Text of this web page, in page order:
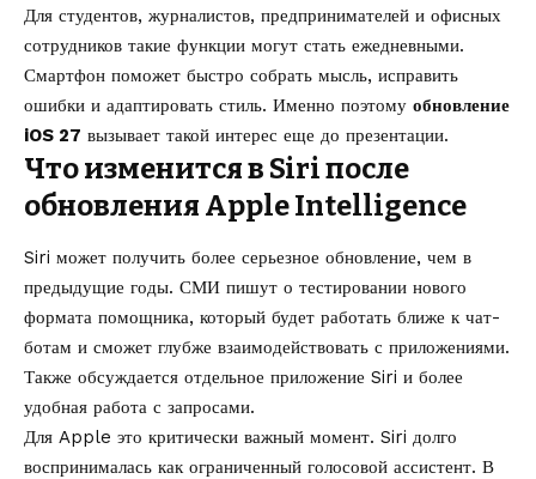
Для студентов, журналистов, предпринимателей и офисных
сотрудников такие функции могут стать ежедневными.
Смартфон поможет быстро собрать мысль, исправить
ошибки и адаптировать стиль. Именно поэтому обновление
iOS 27 вызывает такой интерес еще до презентации.
Что изменится в Siri после
обновления Apple Intelligence
Siri может получить более серьезное обновление, чем в
предыдущие годы. СМИ пишут о тестировании нового
формата помощника, который будет работать ближе к чат-
ботам и сможет глубже взаимодействовать с приложениями.
Также обсуждается отдельное приложение Siri и более
удобная работа с запросами.
Для Apple это критически важный момент. Siri долго
воспринималась как ограниченный голосовой ассистент. В